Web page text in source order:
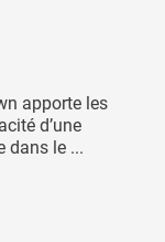
apporte les
d’une
dans le ...